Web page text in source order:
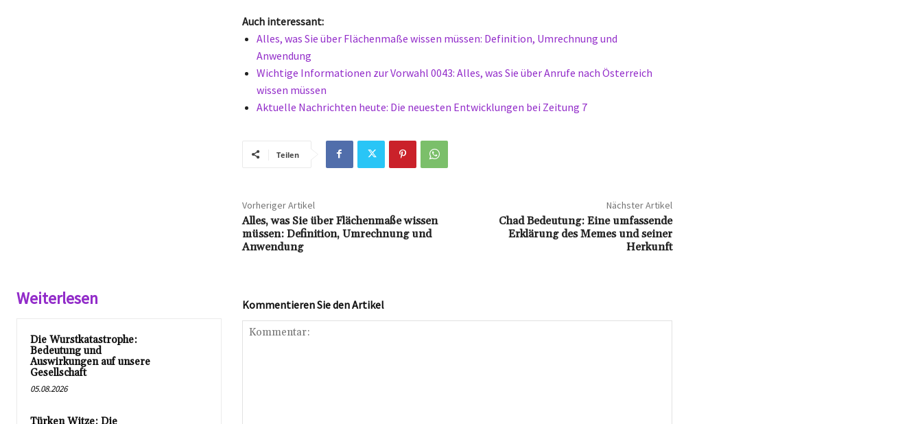
Auch interessant:
Alles, was Sie über Flächenmaße wissen müssen: Definition, Umrechnung und
Anwendung
Wichtige Informationen zur Vorwahl 0043: Alles, was Sie über Anrufe nach Österreich
wissen müssen
Aktuelle Nachrichten heute: Die neuesten Entwicklungen bei Zeitung 7
Teilen
Vorheriger Artikel
Alles, was Sie über Flächenmaße wissen
müssen: Definition, Umrechnung und
Anwendung
Nächster Artikel
Chad Bedeutung: Eine umfassende
Erklärung des Memes und seiner
Herkunft
Weiterlesen
Die Wurstkatastrophe:
Bedeutung und
Auswirkungen auf unsere
Gesellschaft
05.08.2026
Türken Witze: Die
Kommentieren Sie den Artikel